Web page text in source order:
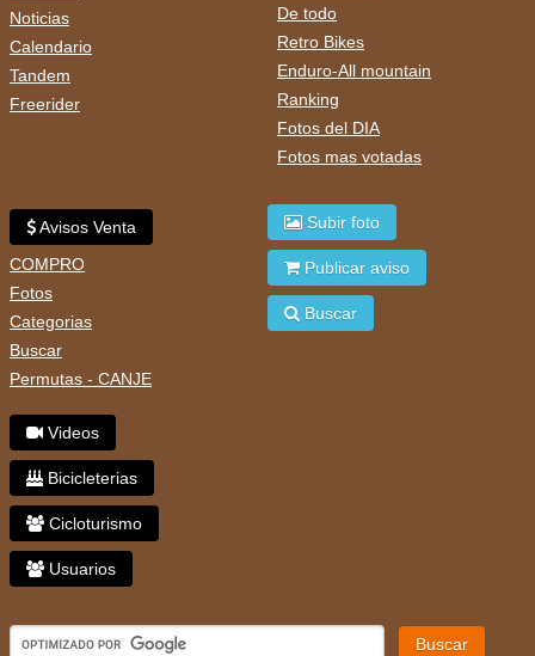
Noticias
Calendario
Tandem
Freerider
De todo
Retro Bikes
Enduro-All mountain
Ranking
Fotos del DIA
Fotos mas votadas
Avisos Venta
COMPRO
Fotos
Categorias
Buscar
Permutas - CANJE
Videos
Bicicleterias
Cicloturismo
Usuarios
Subir foto
Publicar aviso
Buscar
Buscar